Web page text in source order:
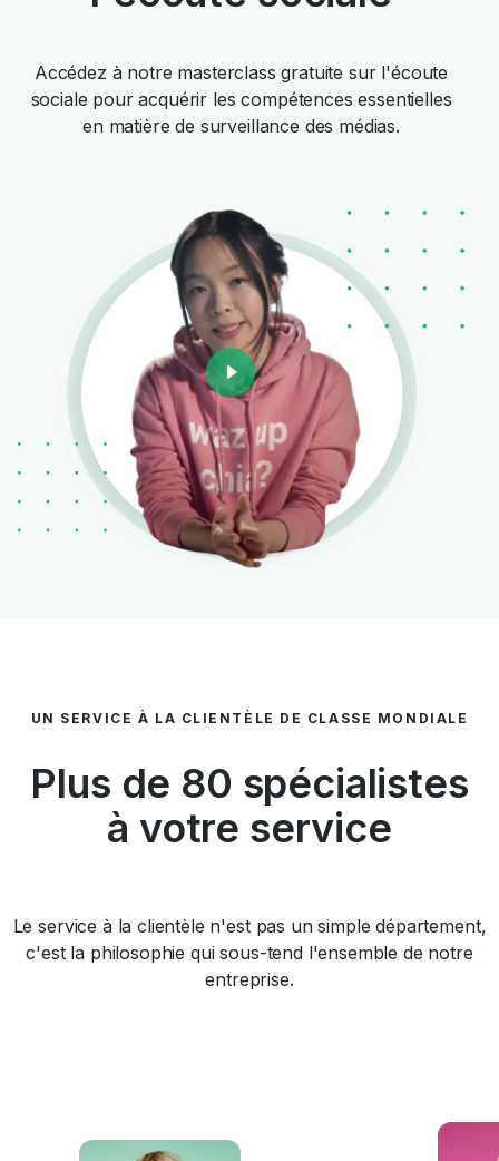
Accédez à notre masterclass gratuite sur l'écoute
sociale pour acquérir les compétences essentielles
en matière de surveillance des médias.
UN SERVICE À LA CLIENTÈLE DE CLASSE MONDIALE
Plus de 80 spécialistes
à votre service
Le service à la clientèle n'est pas un simple département,
c'est la philosophie qui sous-tend l'ensemble de notre
entreprise.